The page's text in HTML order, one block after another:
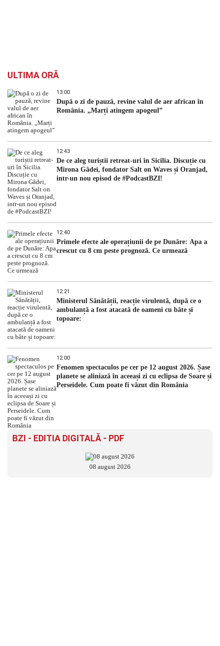
ULTIMA ORĂ
13:00
După o zi de pauză, revine valul de aer african în
România. „Marți atingem apogeul”
12:43
De ce aleg turiștii retreat-uri în Sicilia. Discuție cu
Mirona Gâdei, fondator Salt on Waves și Oranjad,
intr-un nou episod de #PodcastBZI!
12:40
Primele efecte ale operațiunii de pe Dunăre: Apa a
crescut cu 8 cm peste prognoză. Ce urmează
12:21
Ministerul Sănătății, reacție virulentă, după ce o
ambulanță a fost atacată de oameni cu bâte și
topoare:
12:00
Fenomen spectaculos pe cer pe 12 august 2026. Șase
planete se aliniază în aceeași zi cu eclipsa de Soare și
Perseidele. Cum poate fi văzut din România
BZI - EDITIA DIGITALĂ - PDF
08 august 2026